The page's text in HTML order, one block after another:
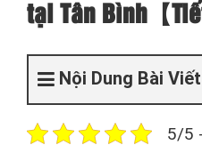
tại Tân Bình【
Nội Dung Bài Viết
5/5